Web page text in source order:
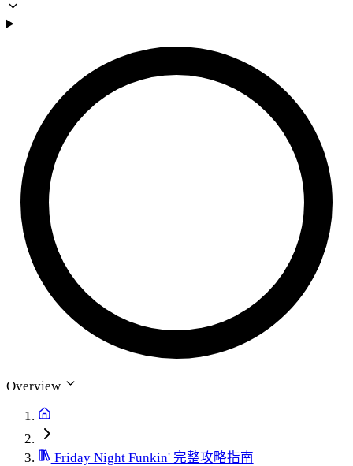
Overview
Friday Night Funkin' 完整攻略指南